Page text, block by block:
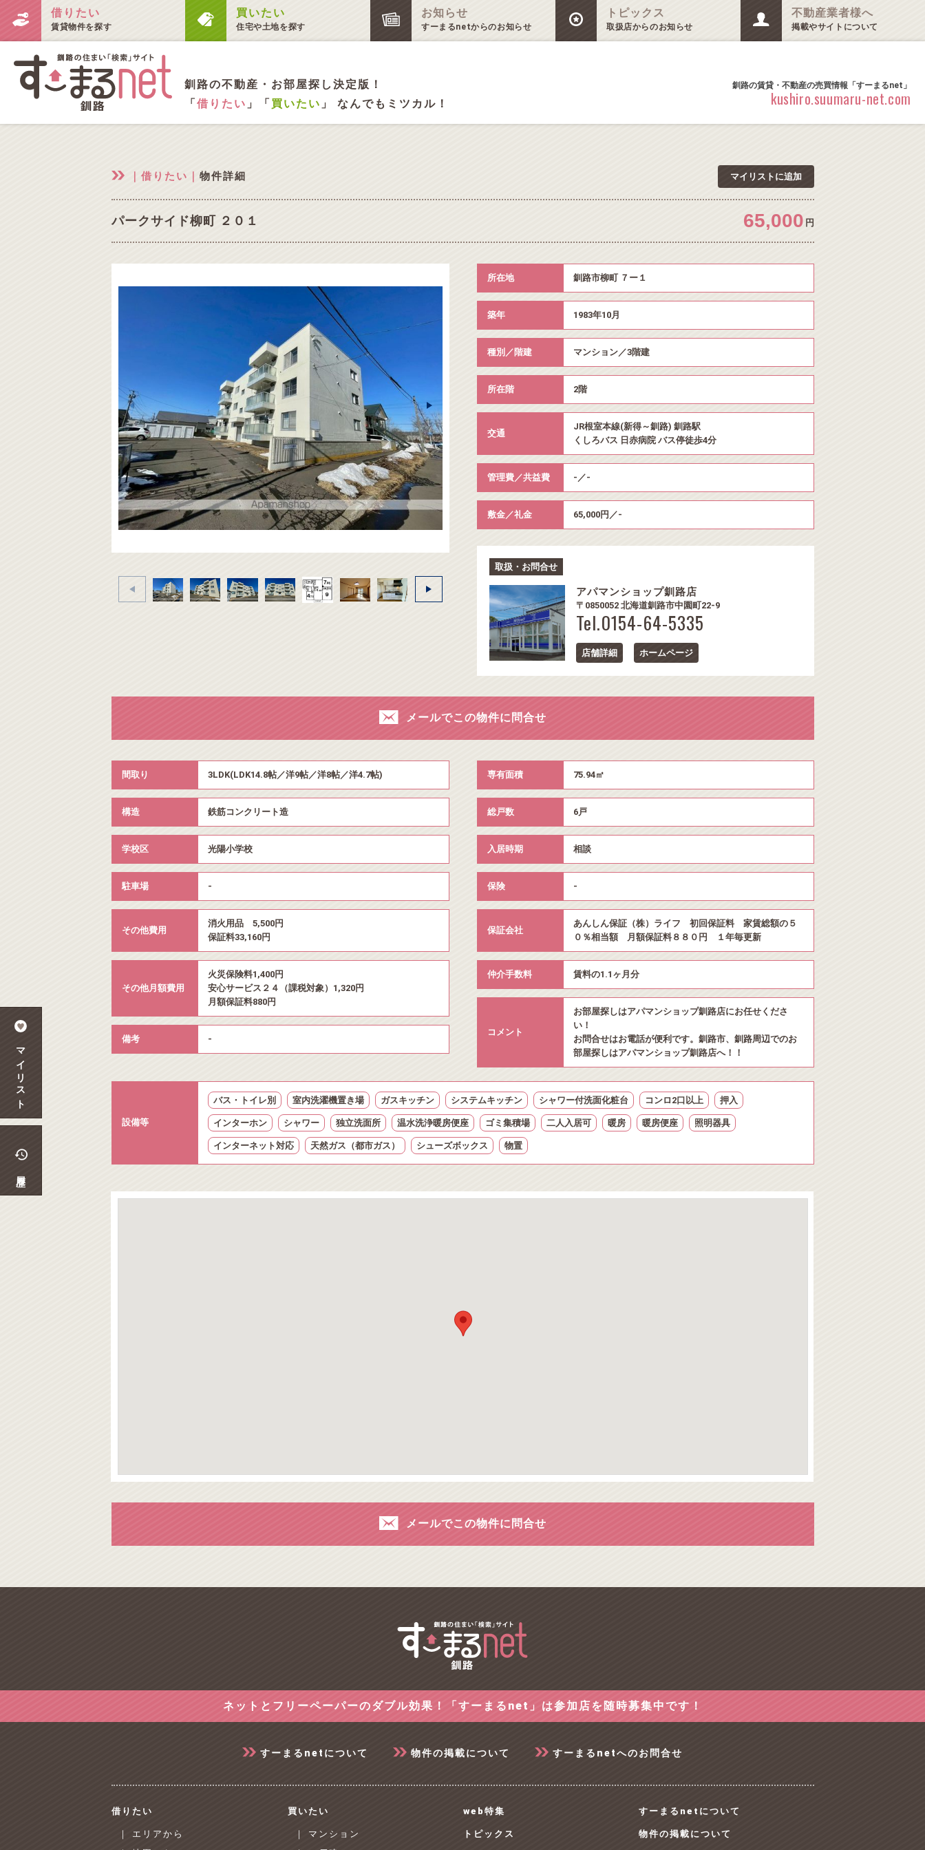
借りたい
賃貸物件を探す
買いたい
住宅や土地を探す
お知らせ
すーまるnetからのお知らせ
トピックス
取扱店からのお知らせ
不動産業者様へ
掲載やサイトについて
釧路の不動産・お部屋探し決定版！
「借りたい 」「 買いたい 」 なんでもミツカル！
釧路の賃貸・不動産の売買情報「すーまるnet」
kushiro.suumaru-net.com
｜借りたい｜ 物件詳細 マイリストに追加
パークサイド柳町 ２０１ 65,000 円
所在地 釧路市柳町 ７ー１
築年 1983年10月
種別／階建 マンション／3階建
所在階 2階
交通
JR根室本線(新得～釧路) 釧路駅
くしろバス 日赤病院 バス停徒歩4分
管理費／共益費 -／-
敷金／礼金 65,000円／-
取扱・お問合せ
アパマンショップ釧路店
〒0850052 北海道釧路市中園町22-9
Tel.0154-64-5335
店舗詳細 ホームページ
メールでこの物件に問合せ
間取り 3LDK(LDK14.8帖／洋9帖／洋8帖／洋4.7帖)
構造 鉄筋コンクリート造
学校区 光陽小学校
駐車場 -
その他費用
消火用品 5,500円
保証料33,160円
その他月額費用
火災保険料1,400円
安心サービス２４（課税対象）1,320円
月額保証料880円
備考 -
専有面積 75.94㎡
総戸数 6戸
入居時期 相談
保険 -
保証会社
あんしん保証（株）ライフ 初回保証料 家賃総額の５
０％相当額 月額保証料８８０円 １年毎更新
仲介手数料 賃料の1.1ヶ月分
コメント
お部屋探しはアパマンショップ釧路店にお任せくださ
い！
お問合せはお電話が便利です。釧路市、釧路周辺でのお
部屋探しはアパマンショップ釧路店へ！！
設備等
バス・トイレ別 室内洗濯機置き場 ガスキッチン システムキッチン シャワー付洗面化粧台 コンロ2口以上 押入
インターホン シャワー 独立洗面所 温水洗浄暖房便座 ゴミ集積場 二人入居可 暖房 暖房便座 照明器具
インターネット対応 天然ガス（都市ガス） シューズボックス 物置
メールでこの物件に問合せ
ネットとフリーペーパーのダブル効果！「すーまるnet」は参加店を随時募集中です！
すーまるnetについて 物件の掲載について すーまるnetへのお問合せ
借りたい
｜ エリアから
買いたい
｜ マンション
web特集
トピックス
すーまるnetについて
物件の掲載について
マイリスト